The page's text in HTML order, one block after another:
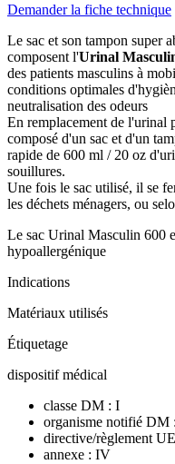
Demander la fiche technique
Le sac et son tampon super
composent l'Urinal
des patients masculins à
conditions optimales
neutralisation des odeurs
En remplacement de l'urinal
composé d'un sac et d'un
rapide de 600 ml / 20 oz
souillures.
Une fois le sac utilisé, il se
les déchets ménagers, ou
Le sac Urinal Masculin 600
hypoallergénique
Indications
Matériaux utilisés
Étiquetage
dispositif médical
classe DM : I
organisme notifié DM
directive/règlement
annexe : IV